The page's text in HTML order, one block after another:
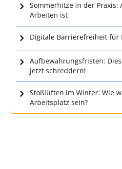
Sommerhitze in der Praxis:
Arbeiten ist
Digitale Barrierefreiheit für
Aufbewahrungsfristen:
jetzt schreddern!
Stoßlüften im Winter: Wie
Arbeitsplatz sein?